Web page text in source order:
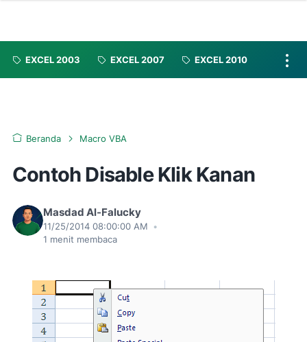
EXCEL 2003 EXCEL 2007 EXCEL 2010
Beranda Macro VBA
Contoh Disable Klik Kanan
Masdad Al-Falucky
11/25/2014 08:00:00 AM
•
1 menit membaca